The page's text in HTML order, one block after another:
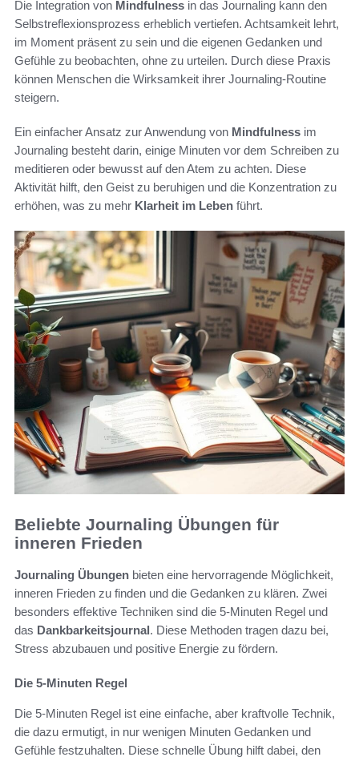
Die Integration von Mindfulness in das Journaling kann den
Selbstreflexionsprozess erheblich vertiefen. Achtsamkeit lehrt,
im Moment präsent zu sein und die eigenen Gedanken und
Gefühle zu beobachten, ohne zu urteilen. Durch diese Praxis
können Menschen die Wirksamkeit ihrer Journaling-Routine
steigern.
Ein einfacher Ansatz zur Anwendung von Mindfulness im
Journaling besteht darin, einige Minuten vor dem Schreiben zu
meditieren oder bewusst auf den Atem zu achten. Diese
Aktivität hilft, den Geist zu beruhigen und die Konzentration zu
erhöhen, was zu mehr Klarheit im Leben führt.
Beliebte Journaling Übungen für
inneren Frieden
Journaling Übungen bieten eine hervorragende Möglichkeit,
inneren Frieden zu finden und die Gedanken zu klären. Zwei
besonders effektive Techniken sind die 5-Minuten Regel und
das Dankbarkeitsjournal. Diese Methoden tragen dazu bei,
Stress abzubauen und positive Energie zu fördern.
Die 5-Minuten Regel
Die 5-Minuten Regel ist eine einfache, aber kraftvolle Technik,
die dazu ermutigt, in nur wenigen Minuten Gedanken und
Gefühle festzuhalten. Diese schnelle Übung hilft dabei, den